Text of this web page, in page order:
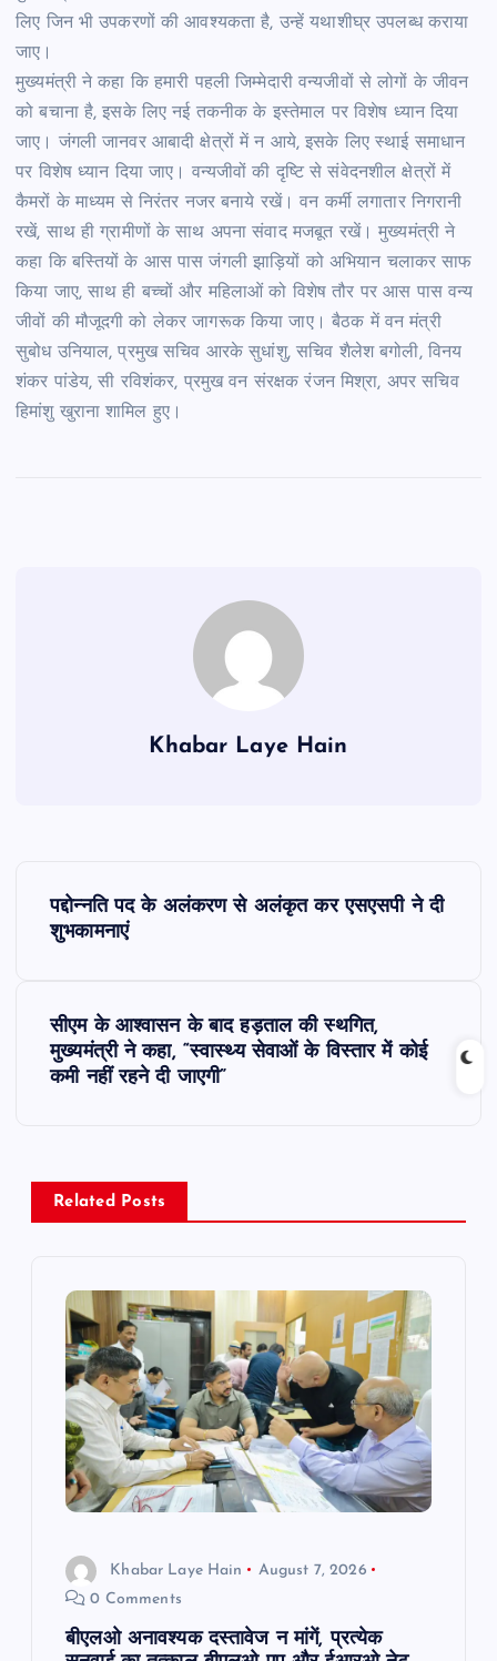
लिए जिन भी उपकरणों की आवश्यकता है, उन्हें यथाशीघ्र उपलब्ध कराया
जाए।
मुख्यमंत्री ने कहा कि हमारी पहली जिम्मेदारी वन्यजीवों से लोगों के जीवन
को बचाना है, इसके लिए नई तकनीक के इस्तेमाल पर विशेष ध्यान दिया
जाए। जंगली जानवर आबादी क्षेत्रों में न आये, इसके लिए स्थाई समाधान
पर विशेष ध्यान दिया जाए। वन्यजीवों की दृष्टि से संवेदनशील क्षेत्रों में
कैमरों के माध्यम से निरंतर नजर बनाये रखें। वन कर्मी लगातार निगरानी
रखें, साथ ही ग्रामीणों के साथ अपना संवाद मजबूत रखें। मुख्यमंत्री ने
कहा कि बस्तियों के आस पास जंगली झाड़ियों को अभियान चलाकर साफ
किया जाए, साथ ही बच्चों और महिलाओं को विशेष तौर पर आस पास वन्य
जीवों की मौजूदगी को लेकर जागरूक किया जाए। बैठक में वन मंत्री
सुबोध उनियाल, प्रमुख सचिव आरके सुधांशु, सचिव शैलेश बगोली, विनय
शंकर पांडेय, सी रविशंकर, प्रमुख वन संरक्षक रंजन मिश्रा, अपर सचिव
हिमांशु खुराना शामिल हुए।
Khabar Laye Hain
v
पद्दोन्नति पद के अलंकरण से अलंकृत कर एसएसपी ने दी
शुभकामनाएं
सीएम के आश्वासन के बाद हड़ताल की स्थगित,
मुख्यमंत्री ने कहा, “स्वास्थ्य सेवाओं के विस्तार में कोई
कमी नहीं रहने दी जाएगी”
Related Posts
Khabar Laye Hain
August 7, 2026
0 Comments
बीएलओ अनावश्यक दस्तावेज न मांगें, प्रत्येक